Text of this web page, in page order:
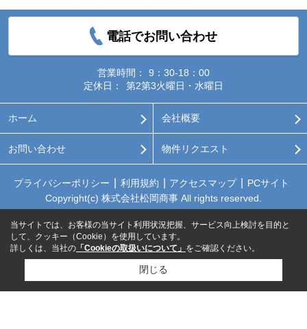
電話でお問い合わせ
営業時間：
9：30-18：00
定休日：
第2第3火曜日・水曜日
ホーム 会社概要
お問い合わせ 物件リクエスト
プライバシーポリシー 利用規約 アクセスマップ
PCサイト
Copyright(c) 株式会社松岡商事 All rights reserved.
当サイトでは、お客様の当サイト利用状況把握、サービス向上検討を目的と
して、クッキー（Cookie）を使用しています。
詳しくは、当社の 「Cookieの取扱いについて」 をご確認ください。
閉じる